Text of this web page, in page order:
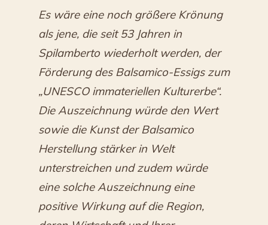
Es wäre eine noch größere Krönung
als jene, die seit 53 Jahren in
Spilamberto wiederholt werden, der
Förderung des Balsamico-Essigs zum
„UNESCO immateriellen Kulturerbe“.
Die Auszeichnung würde den Wert
sowie die Kunst der Balsamico
Herstellung stärker in Welt
unterstreichen und zudem würde
eine solche Auszeichnung eine
positive Wirkung auf die Region,